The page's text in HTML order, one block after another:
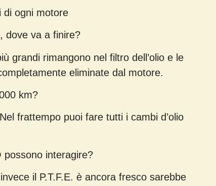
di ogni motore
dove va a finire?
grandi rimangono nel filtro dell’olio e le
eliminate dal motore.
km?
frattempo puoi fare tutti i cambi d’olio
possono interagire?
il P.T.F.E. è ancora fresco sarebbe